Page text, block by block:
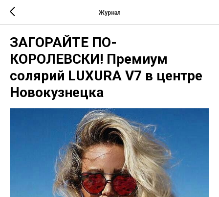
Журнал
ЗАГОРАЙТЕ ПО-
КОРОЛЕВСКИ! Премиум
солярий LUXURA V7 в центре
Новокузнецка